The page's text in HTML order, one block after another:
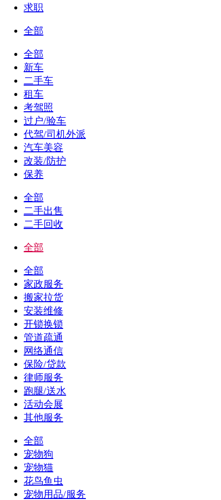
求职
全部
全部
新车
二手车
租车
考驾照
过户/验车
代驾/司机外派
汽车美容
改装/防护
保养
全部
二手出售
二手回收
全部
全部
家政服务
搬家拉货
安装维修
开锁换锁
管道疏通
网络通信
保险/贷款
律师服务
跑腿/送水
活动会展
其他服务
全部
宠物狗
宠物猫
花鸟鱼虫
宠物用品/服务